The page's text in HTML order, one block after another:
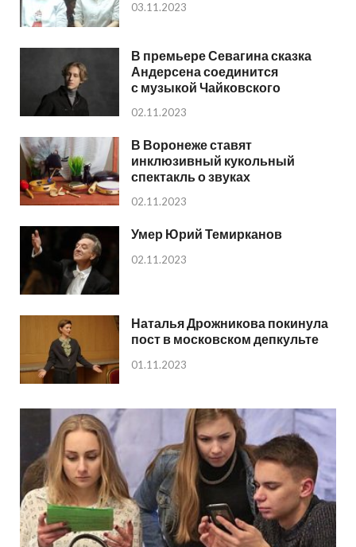
03.11.2023
В премьере Севагина сказка
Андерсена соединится
с музыкой Чайковского
02.11.2023
В Воронеже ставят
инклюзивный кукольный
спектакль о звуках
02.11.2023
Умер Юрий Темирканов
02.11.2023
Наталья Дрожникова покинула
пост в московском депкульте
01.11.2023